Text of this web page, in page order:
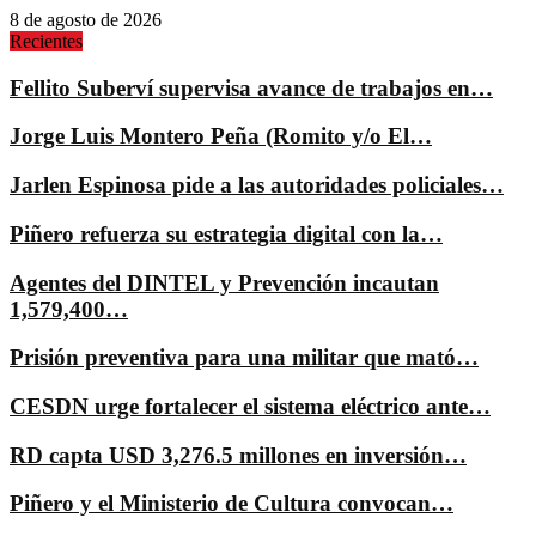
8 de agosto de 2026
Recientes
Fellito Suberví supervisa avance de trabajos en…
Jorge Luis Montero Peña (Romito y/o El…
Jarlen Espinosa pide a las autoridades policiales…
Piñero refuerza su estrategia digital con la…
Agentes del DINTEL y Prevención incautan
1,579,400…
Prisión preventiva para una militar que mató…
CESDN urge fortalecer el sistema eléctrico ante…
RD capta USD 3,276.5 millones en inversión…
Piñero y el Ministerio de Cultura convocan…